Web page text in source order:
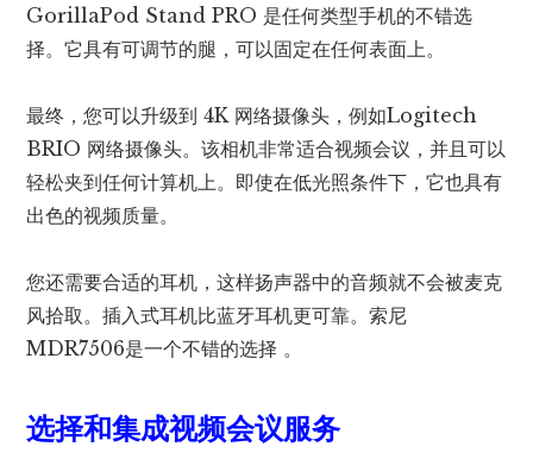
GorillaPod Stand PRO 是任何类型手机的不错选
择。它具有可调节的腿，可以固定在任何表面上。
最终，您可以升级到 4K 网络摄像头，例如Logitech
BRIO 网络摄像头。该相机非常适合视频会议，并且可以
轻松夹到任何计算机上。即使在低光照条件下，它也具有
出色的视频质量。
您还需要合适的耳机，这样扬声器中的音频就不会被麦克
风拾取。插入式耳机比蓝牙耳机更可靠。索尼
MDR7506是一个不错的选择 。
选择和集成视频会议服务